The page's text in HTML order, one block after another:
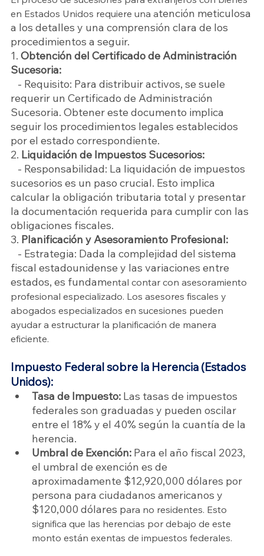
en Estados Unidos requiere una atención meticulosa
a los detalles y una comprensión clara de los
procedimientos a seguir.
1. Obtención del Certificado de Administración
Sucesoria:
requerir un Certificado de Administración
Sucesoria. Obtener este documento implica
seguir los procedimientos legales establecidos
por el estado correspondiente.
2. Liquidación de Impuestos Sucesorios:
sucesorios es un paso crucial. Esto implica
calcular la obligación tributaria total y presentar
la documentación requerida para cumplir con las
obligaciones fiscales.
3. Planificación y Asesoramiento Profesional:
fiscal estadounidense y las variaciones entre
estados, es fundamental contar con asesoramiento
profesional especializado. Los asesores fiscales y
abogados especializados en sucesiones pueden
ayudar a estructurar la planificación de manera
eficiente.
Impuesto Federal sobre la Herencia (Estados
Unidos):
Tasa de Impuesto: Las tasas de impuestos
federales son graduadas y pueden oscilar
entre el 18% y el 40% según la cuantía de la
herencia.
Umbral de Exención: Para el año fiscal 2023,
el umbral de exención es de
aproximadamente $12,920,000 dólares por
persona para ciudadanos americanos y
$120,000 dólares para no residentes. Esto
significa que las herencias por debajo de este
monto están exentas de impuestos federales.